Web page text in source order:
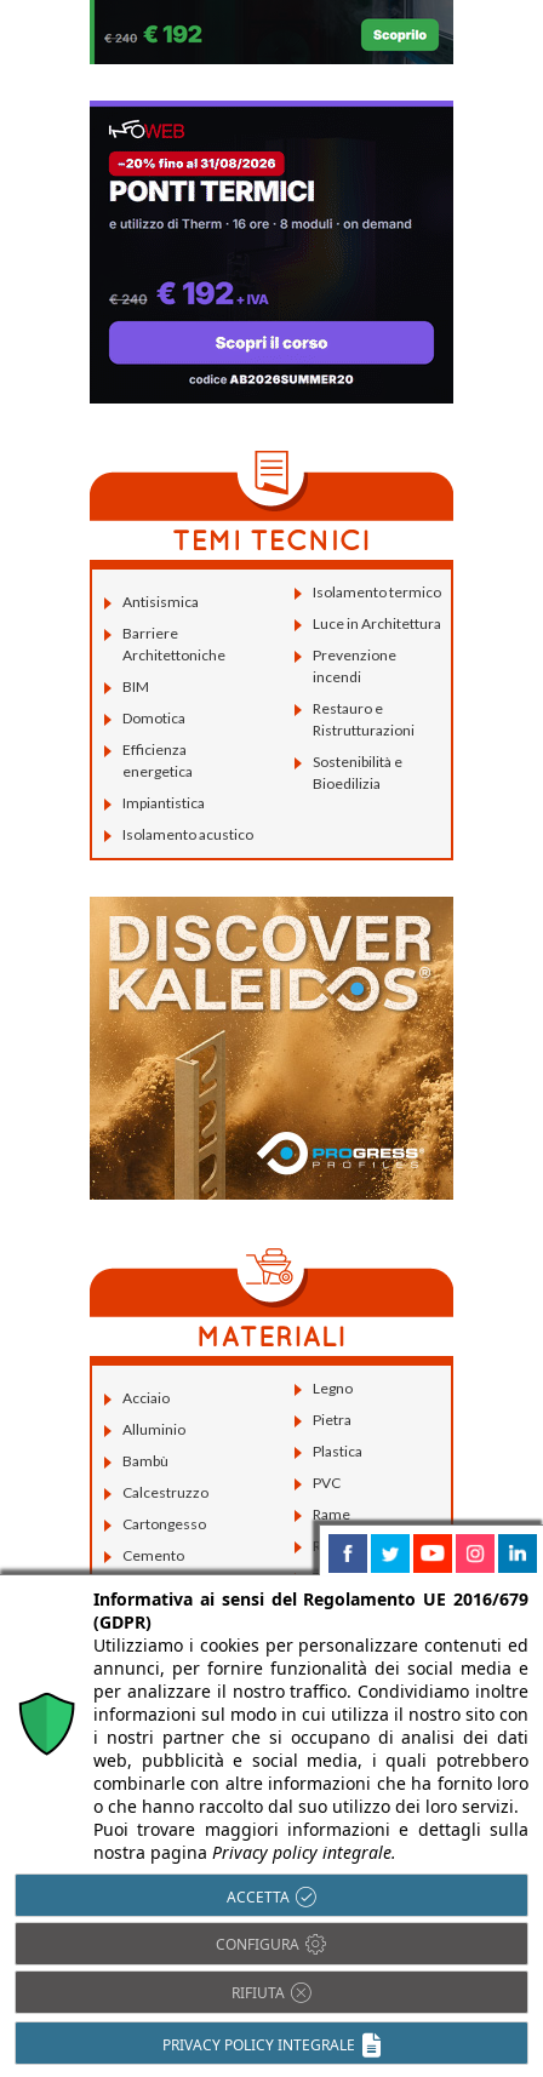
Antisismica
Barriere
Architettoniche
BIM
Domotica
Efficienza
energetica
Impiantistica
Isolamento acustico
Isolamento termico
Luce in Architettura
Prevenzione
incendi
Restauro e
Ristrutturazioni
Sostenibilità e
Bioedilizia
Acciaio
Alluminio
Bambù
Calcestruzzo
Cartongesso
Cemento
Compositi
Fibrocemento
Legno
Pietra
Plastica
PVC
Rame
Resina
Tessuti
Vetro
Informativa ai sensi del Regolamento UE 2016/679
(GDPR)
Utilizziamo i cookies per personalizzare contenuti ed
annunci, per fornire funzionalità dei social media e
per analizzare il nostro traffico. Condividiamo inoltre
informazioni sul modo in cui utilizza il nostro sito con
i nostri partner che si occupano di analisi dei dati
web, pubblicità e social media, i quali potrebbero
combinarle con altre informazioni che ha fornito loro
o che hanno raccolto dal suo utilizzo dei loro servizi.
Puoi trovare maggiori informazioni e dettagli sulla
nostra pagina Privacy policy integrale.
ACCETTA
CONFIGURA
RIFIUTA
PRIVACY POLICY INTEGRALE